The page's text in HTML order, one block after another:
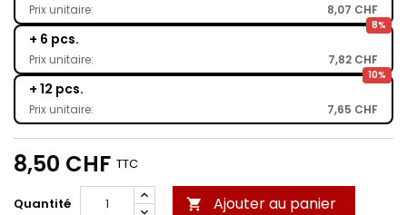
Prix unitaire: 8,07 CHF
8%
+ 6 pcs.
Prix unitaire: 7,82 CHF
10%
+ 12 pcs.
Prix unitaire: 7,65 CHF
8,50 CHF TTC
Quantité  Ajouter au panier